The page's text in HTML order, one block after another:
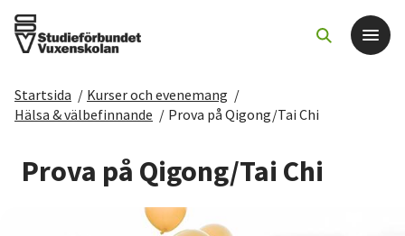
Det här gör vi
För dig som
Sök kurser och evenemang
Startsida / Kurser och evenemang /
Hälsa & välbefinnande / Prova på Qigong/Tai Chi
Prova på Qigong/Tai Chi